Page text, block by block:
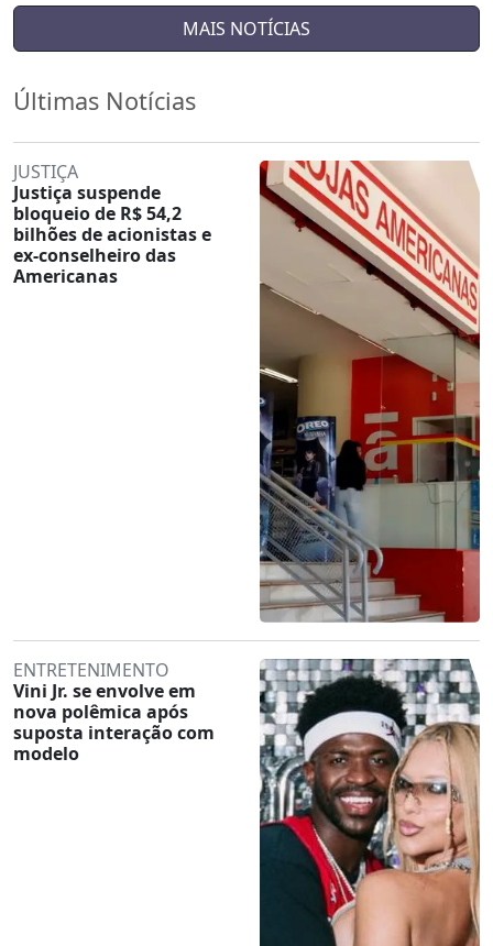
MAIS NOTÍCIAS
Últimas Notícias
JUSTIÇA
Justiça suspende
bloqueio de R$ 54,2
bilhões de acionistas e
ex-conselheiro das
Americanas
ENTRETENIMENTO
Vini Jr. se envolve em
nova polêmica após
suposta interação com
modelo